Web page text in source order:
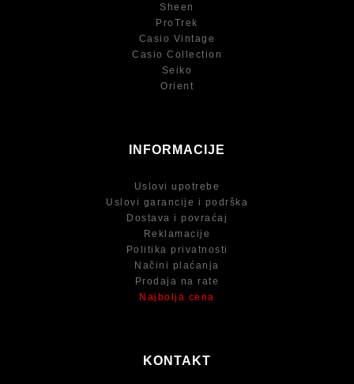
Sheen
ProTrek
Casio Vintage
Casio Collection
Seiko
Orient
INFORMACIJE
Uslovi upotrebe
Uslovi garancije i podrška
Dostava i povraćaj
Reklamacije
Politika privatnosti
Načini plaćanja
Prodaja na rate
Najbolja cena
KONTAKT